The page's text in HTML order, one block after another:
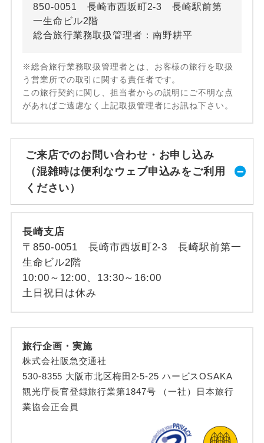
850-0051 長崎市西坂町2-3 長崎駅前第
一生命ビル2階
総合旅行業務取扱管理者：南野耕平
※総合旅行業務取扱管理者とは、お客様の旅行を取扱
う営業所での取引に関する責任者です。
この旅行契約に関し、担当者からの説明にご不明な点
があればご遠慮なく上記取扱管理者にお訊ね下さい。
ご来店でのお問い合わせ・お申し込み
（混雑時は便利なウェブ申込みをご利用
ください）
長崎支店
〒850-0051 長崎市西坂町2-3 長崎駅前第一
生命ビル2階
10:00～12:00、13:30～16:00
土日祝日は休み
旅行企画・実施
株式会社阪急交通社
530-8355 大阪市北区梅田2-5-25 ハービスOSAKA
観光庁長官登録旅行業第1847号 （一社）日本旅行
業協会正会員